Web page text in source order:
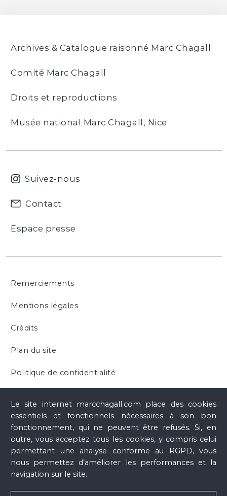
Le site internet marcchagall.com place des cookies
essentiels et fonctionnels nécessaires à son bon
fonctionnement, qui ne peuvent être refusés. Si, en
outre, vous acceptez tous les cookies, y compris celui
permettant une analyse conforme au RGPD, vous
nous permettez d’améliorer les performances et la
navigation sur le site.
Archives & Catalogue raisonné Marc Chagall
Comité Marc Chagall
Droits et reproductions
Musée national Marc Chagall, Nice
Suivez-nous
Contact
Espace presse
Remerciements
Mentions légales
Crédits
Plan du site
Politique de confidentialité